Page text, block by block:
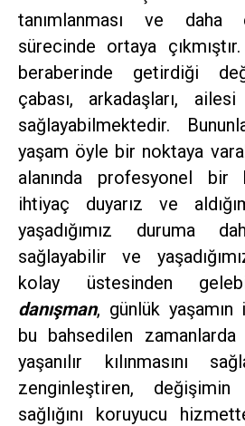
tanımlanması ve
sürecinde ortaya
beraberinde getirdiği
çabası, arkadaşları,
sağlayabilmektedir.
yaşam öyle bir noktaya
alanında profesyonel bir
ihtiyaç duyarız ve
yaşadığımız duruma
sağlayabilir ve
kolay üstesinden
danışman, günlük
bu bahsedilen zamanlarda
yaşanılır kılınmasını
zenginleştiren,
sağlığını koruyucu